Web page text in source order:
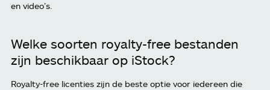
en video’s.
Welke soorten royalty-free bestanden
zijn beschikbaar op iStock?
Royalty-free licenties zijn de beste optie voor iedereen die